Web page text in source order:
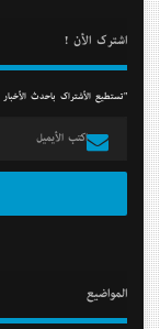
أشترك الأن !
"تستطيع الأشتراك بأحدث الأخبار
المواضيع